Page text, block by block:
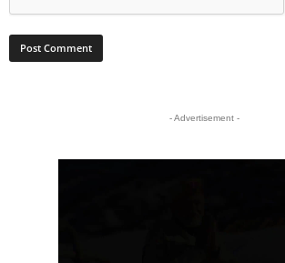
- Advertisement -